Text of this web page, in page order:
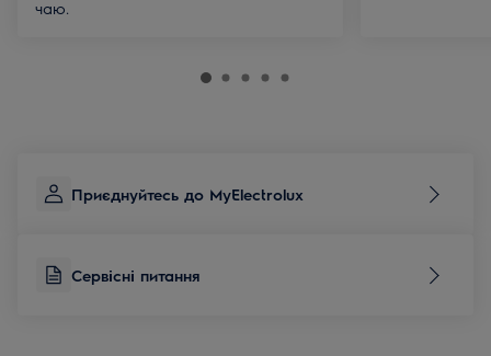
чаю.
Приєднуйтесь до MyElectrolux
Сервісні питання